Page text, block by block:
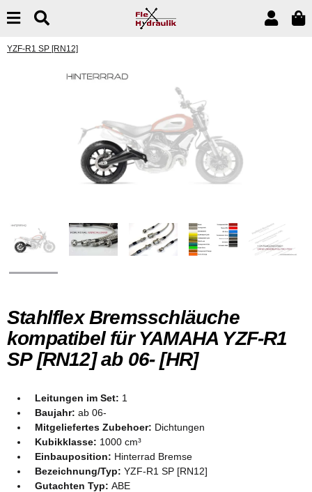
YZF-R1 SP [RN12]
Stahlflex Bremsschläuche
kompatibel für YAMAHA YZF-R1
SP [RN12] ab 06- [HR]
Leitungen im Set: 1
Baujahr: ab 06-
Mitgeliefertes Zubehoer: Dichtungen
Kubikklasse: 1000 cm³
Einbauposition: Hinterrad Bremse
Bezeichnung/Typ: YZF-R1 SP [RN12]
Gutachten Typ: ABE